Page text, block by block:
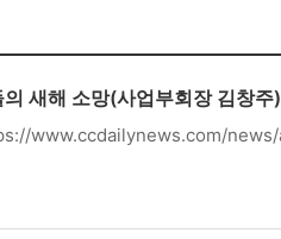
새해 소망(사업부회장 김창주)